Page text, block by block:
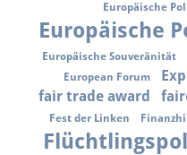
Europäische
Europäische
Europäische Souveränität
European Forum
fair trade award
Fest der Linken